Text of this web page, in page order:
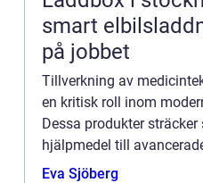
smart
på jobbet
Tillverkning av
en kritisk roll inom
Dessa produkter
hjälpmedel till
som förändrar sättet...
Eva Sjöberg